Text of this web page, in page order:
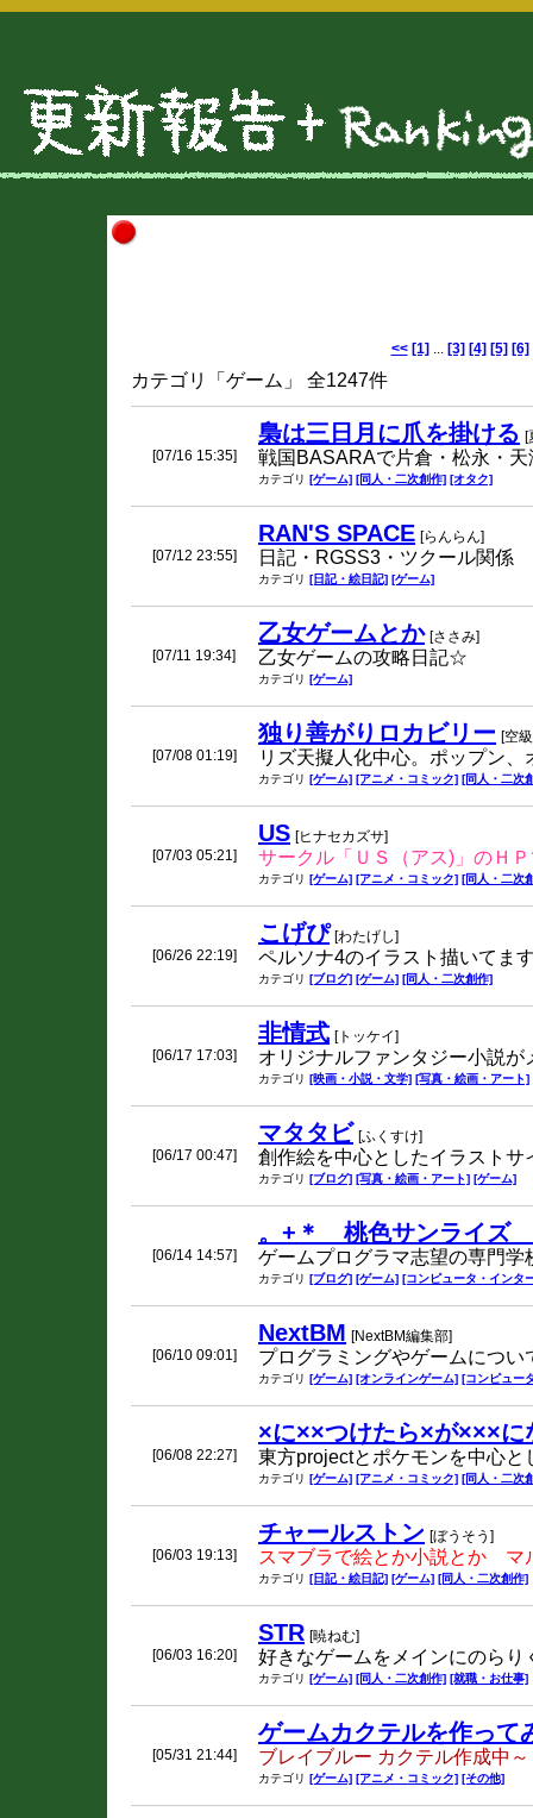
<< [1] ... [3] [4] [5] [6]
カテゴリ「ゲーム」 全1247件
[07/16 15:35]
梟は三日月に爪を掛ける [
戦国BASARAで片倉・松永・
カテゴリ [ゲーム] [同人・二次創作] [オタク]
[07/12 23:55]
RAN'S SPACE [らんらん]
日記・RGSS3・ツクール関係
カテゴリ [日記・絵日記] [ゲーム]
[07/11 19:34]
乙女ゲームとか [ささみ]
乙女ゲームの攻略日記☆
カテゴリ [ゲーム]
[07/08 01:19]
独り善がりロカビリー [空
リズ天擬人化中心。ポップン
カテゴリ [ゲーム] [アニメ・コミック] [同人・二次
[07/03 05:21]
US [ヒナセカズサ]
サークル「ＵＳ（アス)」のＨ
カテゴリ [ゲーム] [アニメ・コミック] [同人・二次
[06/26 22:19]
こげぴ [わたげし]
ペルソナ4のイラスト描いてま
カテゴリ [ブログ] [ゲーム] [同人・二次創作]
[06/17 17:03]
非情式 [トッケイ]
オリジナルファンタジー小説
カテゴリ [映画・小説・文学] [写真・絵画・アート]
[06/17 00:47]
マタタビ [ふくすけ]
創作絵を中心としたイラストサ
カテゴリ [ブログ] [写真・絵画・アート] [ゲーム]
[06/14 14:57]
。+＊ 桃色サンライ
ゲームプログラマ志望の専門
カテゴリ [ブログ] [ゲーム] [コンピュータ・インタ
[06/10 09:01]
NextBM [NextBM編集部]
プログラミングやゲームにつ
カテゴリ [ゲーム] [オンラインゲーム] [コンピュー
[06/08 22:27]
×に××つけたら×が×××
東方projectとポケモンを中心
カテゴリ [ゲーム] [アニメ・コミック] [同人・二次
[06/03 19:13]
チャールストン [ぼうそう]
スマブラで絵とか小説とか マ
カテゴリ [日記・絵日記] [ゲーム] [同人・二次創作]
[06/03 16:20]
STR [暁ねむ]
好きなゲームをメインにのら
カテゴリ [ゲーム] [同人・二次創作] [就職・お仕事]
[05/31 21:44]
ゲームカクテルを作って
ブレイブルー カクテル作成中～
カテゴリ [ゲーム] [アニメ・コミック] [その他]